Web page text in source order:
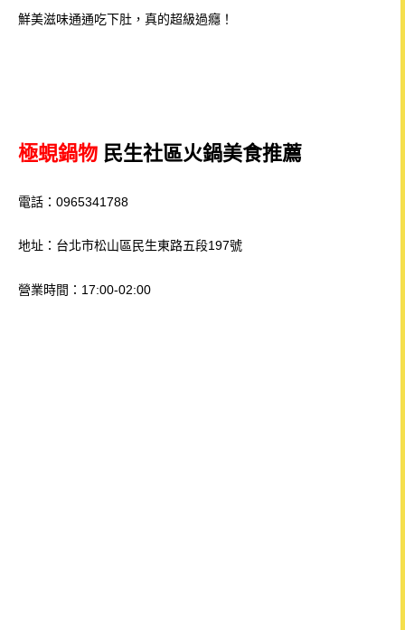
鮮美滋味通通吃下肚，真的超級過癮！
極蜆鍋物 民生社區火鍋美食推薦
電話：0965341788
地址：台北市松山區民生東路五段197號
營業時間：17:00-02:00